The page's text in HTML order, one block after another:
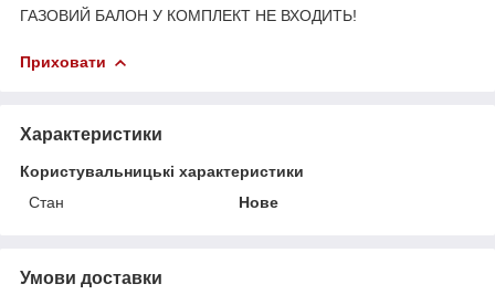
ГАЗОВИЙ БАЛОН У КОМПЛЕКТ НЕ ВХОДИТЬ!
Приховати
Характеристики
Користувальницькі характеристики
Стан
Нове
Умови доставки